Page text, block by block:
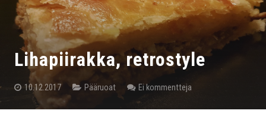
Pääruoat
Lisukkeet
Jälkiruoat
Kaikki reseptit
Lihapiirakka, retrostyle
10.12.2017 Pääruoat Ei kommentteja